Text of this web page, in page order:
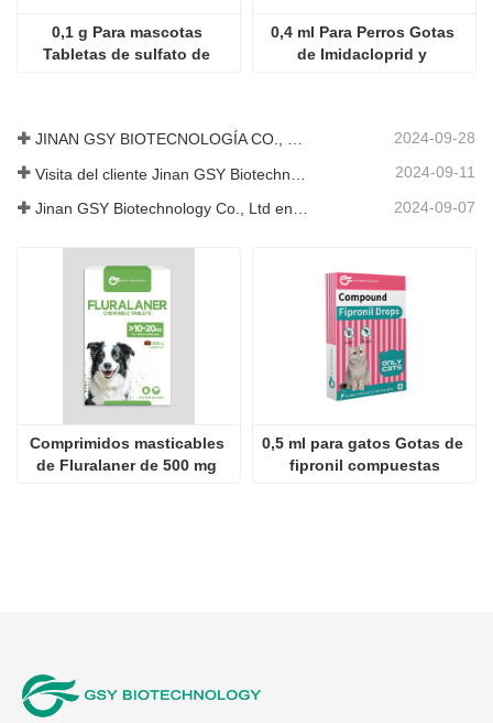
0,1 g Para mascotas
Tabletas de sulfato de
0,4 ml Para Perros Gotas
de Imidacloprid y
JINAN GSY BIOTECNOLOGÍA CO., LTD. participó en la Exposición Internacional de Ganadería de Pakistán IPEX 2024 2024-09-28
2024-09-11
2024-09-07
Comprimidos masticables
de Fluralaner de 500 mg
0,5 ml para gatos Gotas de
fipronil compuestas